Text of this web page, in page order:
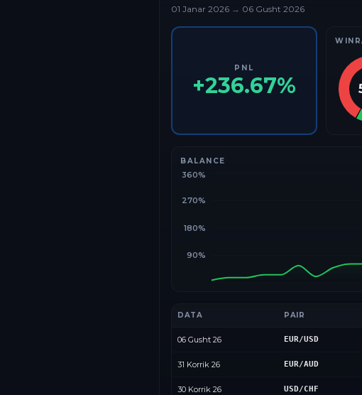
01 Janar 2026 → 06 Gusht 2026
PNL
+236.67%
BALANCE
90%
180%
270%
360%
DATA PAIR
06 Gusht 26 EUR/USD
31 Korrik 26 EUR/AUD
30 Korrik 26 USD/CHF